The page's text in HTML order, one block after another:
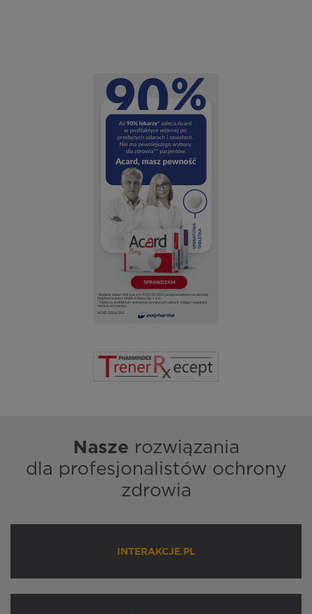
Nasze rozwiązania
dla profesjonalistów ochrony
zdrowia
INTERAKCJE.PL